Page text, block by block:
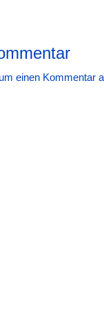
einen Kommentar